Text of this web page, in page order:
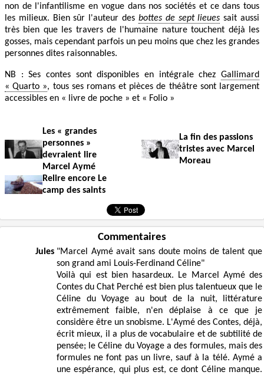
non de l'infantilisme en vogue dans nos sociétés et ce dans tous
les milieux. Bien sûr l'auteur des bottes de sept lieues sait aussi
très bien que les travers de l'humaine nature touchent déjà les
gosses, mais cependant parfois un peu moins que chez les grandes
personnes dites raisonnables.
NB : Ses contes sont disponibles en intégrale chez Gallimard
« Quarto », tous ses romans et pièces de théâtre sont largement
accessibles en « livre de poche » et « Folio »
Les « grandes
personnes »
devraient lire
Marcel Aymé
La fin des passions
tristes avec Marcel
Moreau
Relire encore Le
camp des saints
Commentaires
Jules "Marcel Aymé avait sans doute moins de talent que
son grand ami Louis-Ferdinand Céline"
Voilà qui est bien hasardeux. Le Marcel Aymé des
Contes du Chat Perché est bien plus talentueux que le
Céline du Voyage au bout de la nuit, littérature
extrêmement faible, n'en déplaise à ce que je
considère être un snobisme. L'Aymé des Contes, déjà,
écrit mieux, il a plus de vocabulaire et de subtilité de
pensée; le Céline du Voyage a des formules, mais des
formules ne font pas un livre, sauf à la télé. Aymé a
une espérance, qui plus est, ce dont Céline manque.